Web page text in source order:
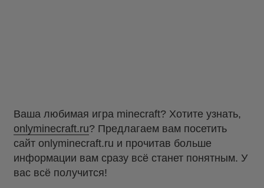
Ваша любимая игра minecraft? Хотите узнать,
onlyminecraft.ru? Предлагаем вам посетить
сайт onlyminecraft.ru и прочитав больше
информации вам сразу всё станет понятным. У
вас всё получится!